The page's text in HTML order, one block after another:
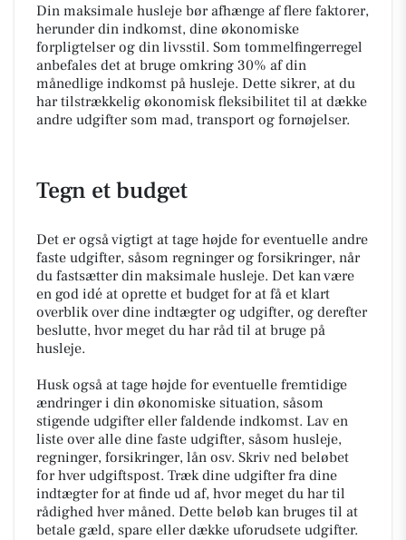
Din maksimale husleje bør afhænge af flere faktorer,
herunder din indkomst, dine økonomiske
forpligtelser og din livsstil. Som tommelfingerregel
anbefales det at bruge omkring 30% af din
månedlige indkomst på husleje. Dette sikrer, at du
har tilstrækkelig økonomisk fleksibilitet til at dække
andre udgifter som mad, transport og fornøjelser.
Tegn et budget
Det er også vigtigt at tage højde for eventuelle andre
faste udgifter, såsom regninger og forsikringer, når
du fastsætter din maksimale husleje. Det kan være
en god idé at oprette et budget for at få et klart
overblik over dine indtægter og udgifter, og derefter
beslutte, hvor meget du har råd til at bruge på
husleje.
Husk også at tage højde for eventuelle fremtidige
ændringer i din økonomiske situation, såsom
stigende udgifter eller faldende indkomst. Lav en
liste over alle dine faste udgifter, såsom husleje,
regninger, forsikringer, lån osv. Skriv ned beløbet
for hver udgiftspost. Træk dine udgifter fra dine
indtægter for at finde ud af, hvor meget du har til
rådighed hver måned. Dette beløb kan bruges til at
betale gæld, spare eller dække uforudsete udgifter.